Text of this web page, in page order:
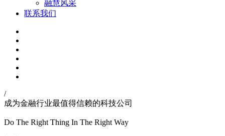
融慧风采
联系我们
/
成为金融行业最值得信赖的科技公司
Do The Right Thing In The Right Way